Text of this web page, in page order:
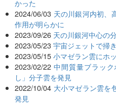
かった
2024/06/03 天の川銀河内初、
作用が明らかに
2023/09/26 天の川銀河中心の
2023/05/23 宇宙ジェットで掃
2023/05/15 小マゼラン雲にホ
2023/02/22 中間質量ブラッ
し」分子雲を発見
2022/10/04 大小マゼラン雲を
発見